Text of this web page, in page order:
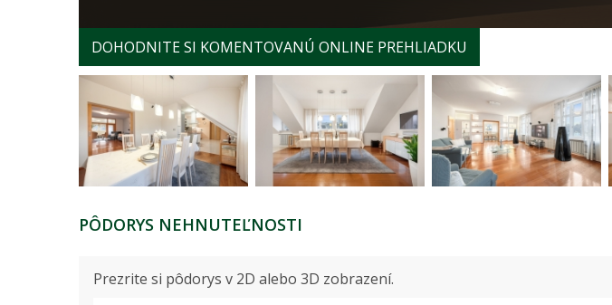
DOHODNITE SI KOMENTOVANÚ ONLINE PREHLIADKU
PÔDORYS NEHNUTEĽNOSTI
Prezrite si pôdorys v 2D alebo 3D zobrazení.